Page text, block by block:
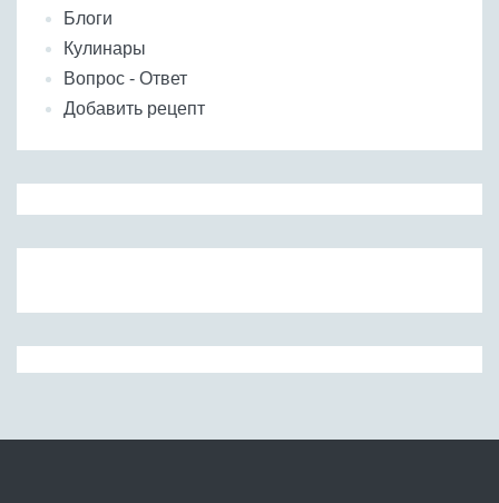
Блоги
Кулинары
Вопрос - Ответ
Добавить рецепт